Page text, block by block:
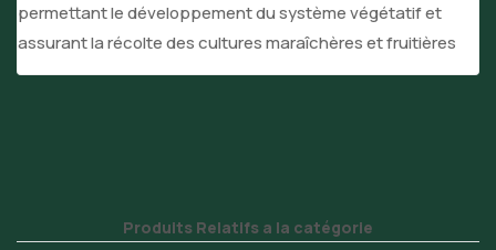
permettant le développement du système végétatif et
assurant la récolte des cultures maraîchères et fruitières
Produits Relatifs a la catégorie